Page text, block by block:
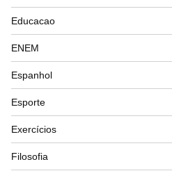
Educacao
ENEM
Espanhol
Esporte
Exercícios
Filosofia